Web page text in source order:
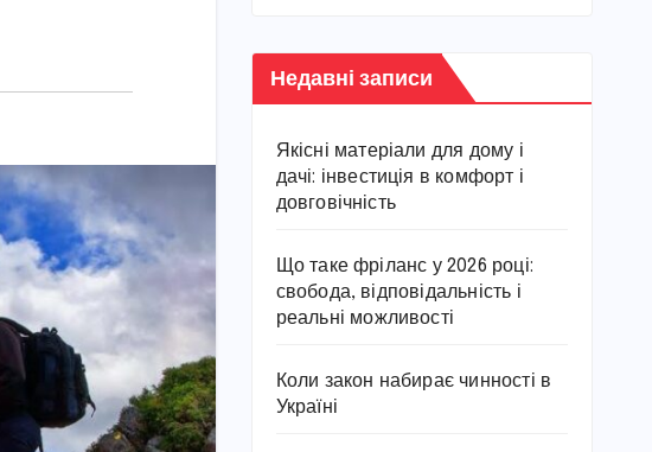
Недавні записи
Якісні матеріали для дому і
дачі: інвестиція в комфорт і
довговічність
Що таке фріланс у 2026 році:
свобода, відповідальність і
реальні можливості
Коли закон набирає чинності в
Україні